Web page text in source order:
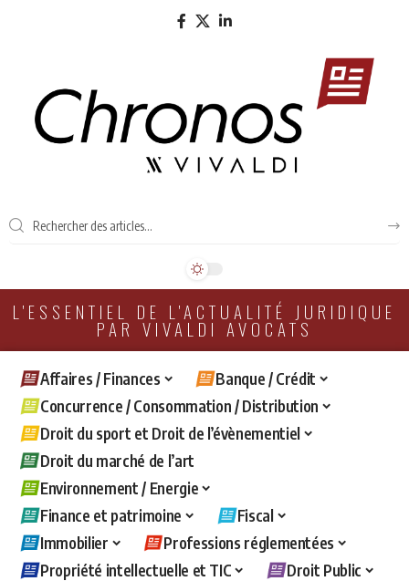
L'ESSENTIEL DE L'ACTUALITÉ JURIDIQUE
PAR VIVALDI AVOCATS
Affaires / Finances
Banque / Crédit
Concurrence / Consommation / Distribution
Droit du sport et Droit de l’évènementiel
Droit du marché de l’art
Environnement / Energie
Finance et patrimoine
Fiscal
Immobilier
Professions réglementées
Propriété intellectuelle et TIC
Droit Public